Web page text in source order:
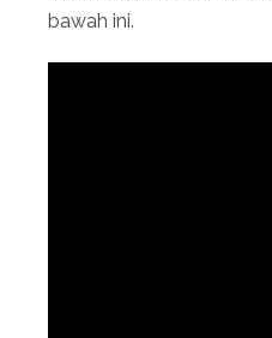
bawah ini.